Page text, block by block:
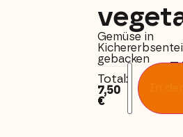
Gemüse in
gebacken
Total:
7,50
€